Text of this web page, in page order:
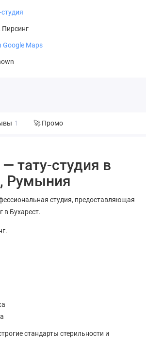
студия
Пирсинг
Google Maps
1 🚀 Промо
— тату-студия в
Румыния
студия, предоставляющая
в Бухарест.
стандарты стерильности и